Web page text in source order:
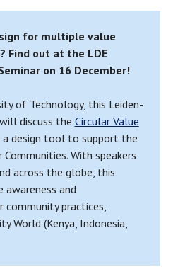
for multiple value
Find out at the LDE
on 16 December!
of Technology, this Leiden-
discuss the Circular Value
design tool to support the
With speakers
across the globe, this
awareness and
community practices,
World (Kenya, Indonesia,